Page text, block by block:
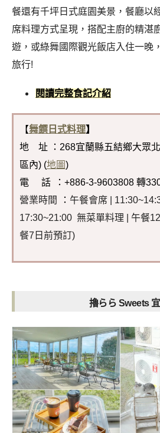
餐還有千坪日式庭園美景，餐廳以
席料理方式呈現，搭配主廚的精湛
遊，或綠舞國際觀光飯店入住一晚
旅行!
閱讀完整食記介紹
【舞饌日式料理】
地 址 ：268宜蘭縣五結鄉大眾
區內) (地圖)
電 話
：+886-3-9603808 轉
營業時間
： 午餐會席 |
17:30~21:00 無菜單料理 | 午餐
餐7日前預訂)
擼らら Sweets